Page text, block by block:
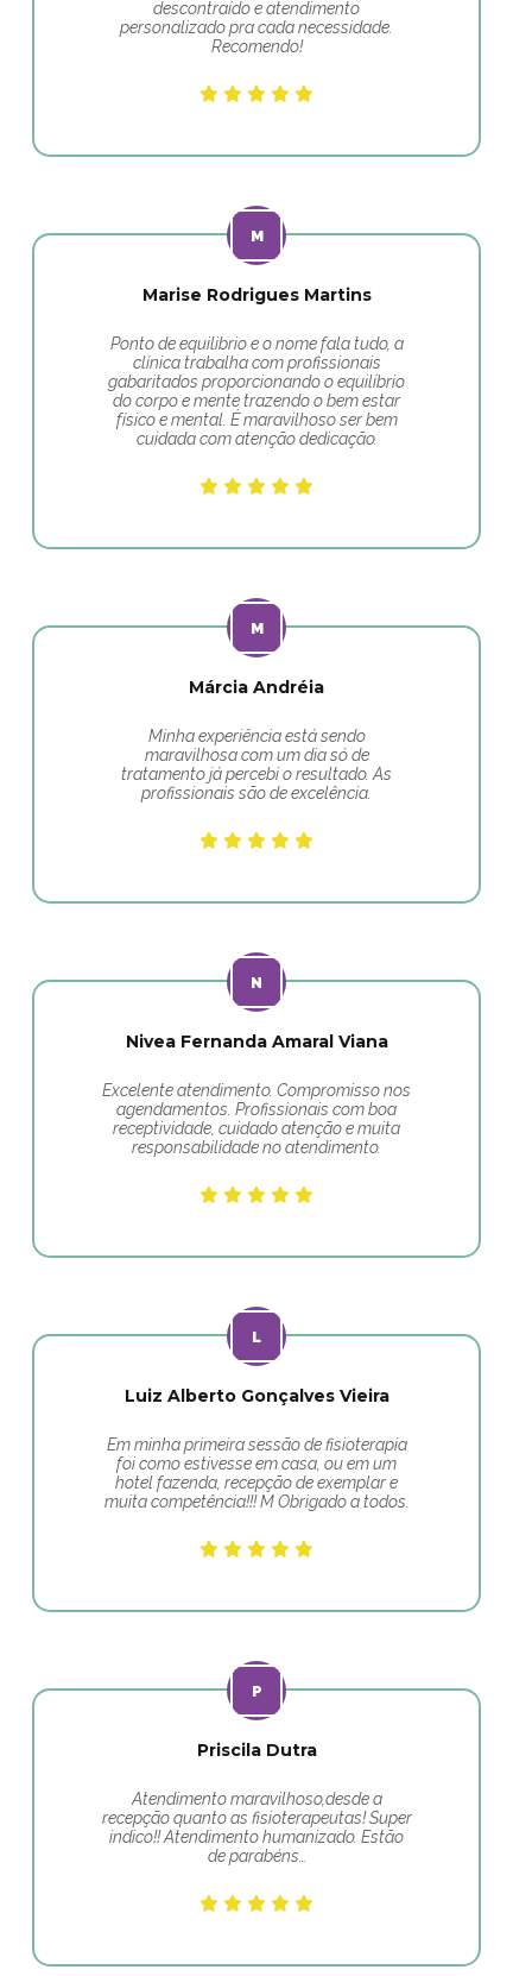
descontraído e atendimento
personalizado pra cada necessidade.
Recomendo!
Marise Rodrigues Martins
Ponto de equilibrio e o nome fala tudo, a
clínica trabalha com profissionais
gabaritados proporcionando o equilíbrio
do corpo e mente trazendo o bem estar
físico e mental. É maravilhoso ser bem
cuidada com atenção dedicação.
Márcia Andréia
Minha experiência está sendo
maravilhosa com um dia só de
tratamento já percebi o resultado. As
profissionais são de excelência.
Nivea Fernanda Amaral Viana
Excelente atendimento. Compromisso nos
agendamentos. Profissionais com boa
receptividade, cuidado atenção e muita
responsabilidade no atendimento.
Luiz Alberto Gonçalves Vieira
Em minha primeira sessão de fisioterapia
foi como estivesse em casa, ou em um
hotel fazenda, recepção de exemplar e
muita competência!!! M Obrigado a todos.
Priscila Dutra
Atendimento maravilhoso,desde a
recepção quanto as fisioterapeutas! Super
indico!! Atendimento humanizado. Estão
de parabéns…